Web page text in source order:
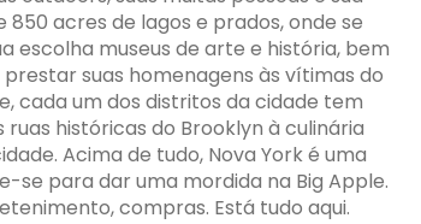
acres de lagos e prados, onde se
escolha museus de arte e história, bem
suas homenagens às vítimas do
cada um dos distritos da cidade tem
históricas do Brooklyn à culinária
Acima de tudo, Nova York é uma
se para dar uma mordida na Big Apple.
compras. Está tudo aqui.